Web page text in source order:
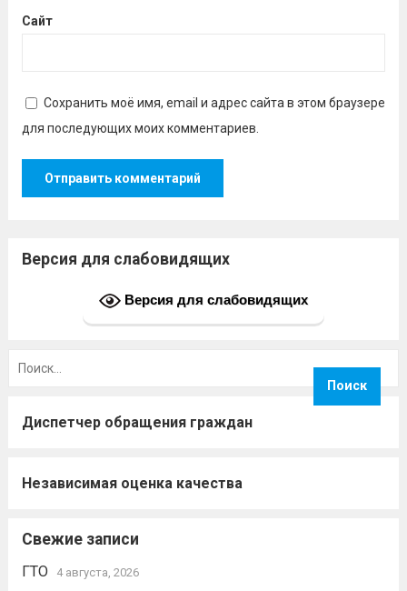
Сайт
Сохранить моё имя, email и адрес сайта в этом браузере
для последующих моих комментариев.
Версия для слабовидящих
Версия для слабовидящих
Диспетчер обращения граждан
Независимая оценка качества
Свежие записи
ГТО 4 августа, 2026